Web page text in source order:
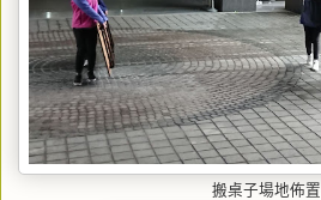
搬桌子場地佈置